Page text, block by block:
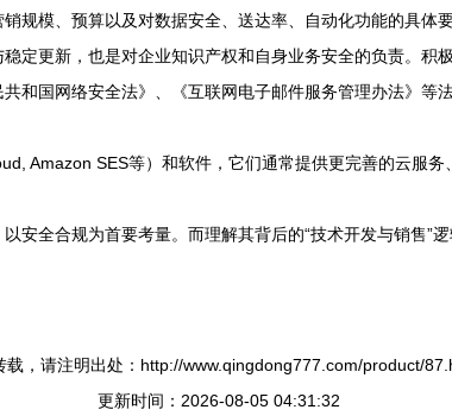
规模、预算以及对数据安全、送达率、自动化功能的具体要
定更新，也是对企业知识产权和自身业务安全的负责。积
和国网络安全法》、《互联网电子邮件服务管理办法》
Amazon SES等）和软件，它们通常提供更完善的云服
安全合规为首要考量。而理解其背后的“技术开发与销售”
载，请注明出处：http://www.qingdong777.com/product/
更新时间：2026-08-05 04:31:32